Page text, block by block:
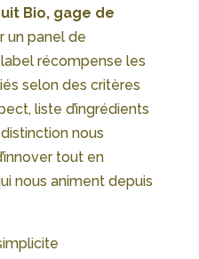
Bio, gage de
un panel de
récompense les
selon des critères
liste d’ingrédients
nous
tout en
nous animent depuis